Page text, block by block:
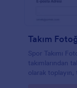
Takım
Spor Takımı
takımlarından
olarak